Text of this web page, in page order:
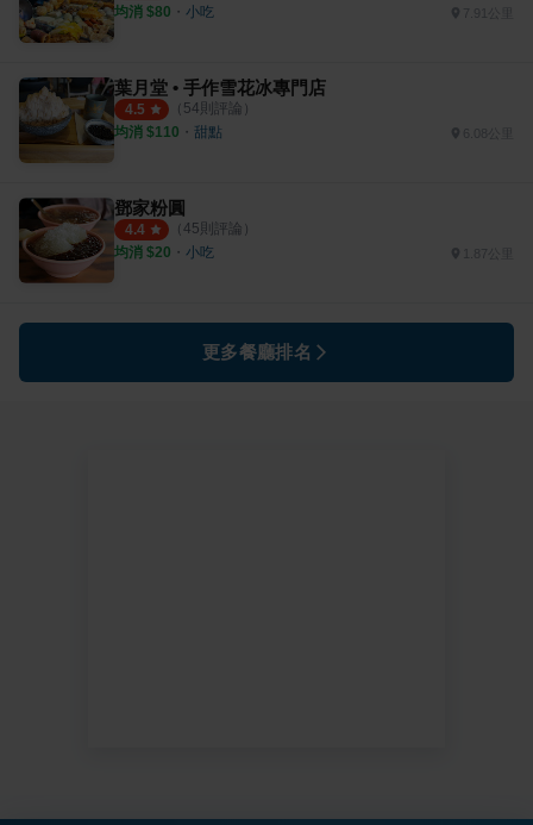
均消 $80 ・ 小吃
葉月堂 • 手作雪花冰專門店
4.5 （ 54則評論）
均消 $110 ・ 甜點
鄧家粉圓
4.4 （ 45則評論）
均消 $20 ・ 小吃
更多餐廳排名